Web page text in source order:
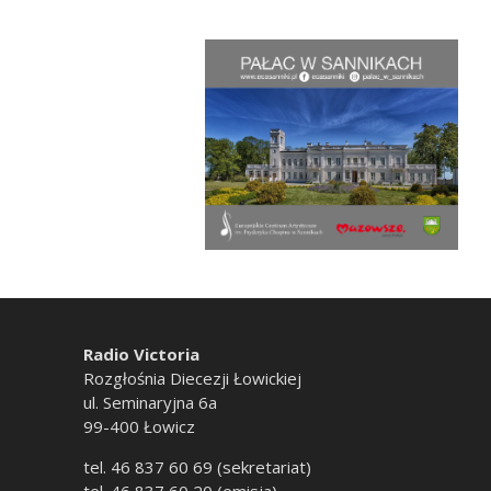
Radio Victoria
Rozgłośnia Diecezji Łowickiej
ul. Seminaryjna 6a
99-400 Łowicz
tel. 46 837 60 69 (sekretariat)